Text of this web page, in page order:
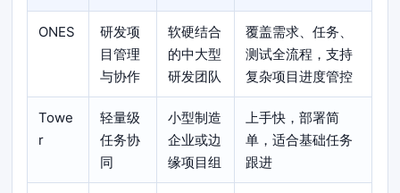
ONES
研发项
目管理
与协作
软硬结合
的中大型
研发团队
覆盖需求、任务、
测试全流程，支持
复杂项目进度管控
Towe
r
轻量级
任务协
同
小型制造
企业或边
缘项目组
上手快，部署简
单，适合基础任务
跟进